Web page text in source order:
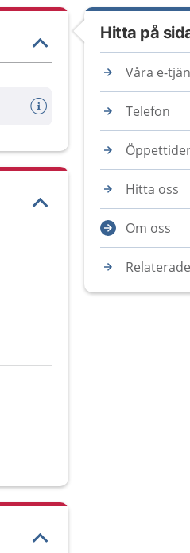
Hitta på
Våra e-
Telefon
Hitta oss
Om oss